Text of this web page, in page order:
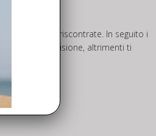
riscontrate. In seguito i
o revisione, altrimenti ti